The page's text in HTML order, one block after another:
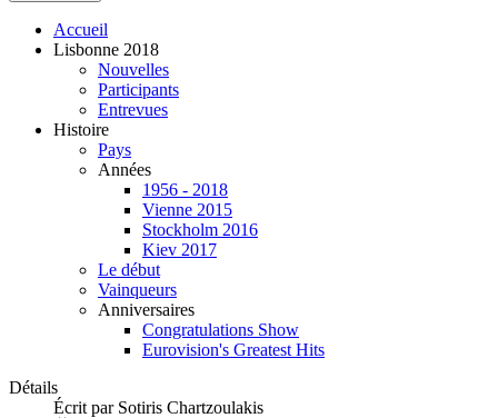
Accueil
Lisbonne 2018
Nouvelles
Participants
Entrevues
Histoire
Pays
Années
1956 - 2018
Vienne 2015
Stockholm 2016
Kiev 2017
Le début
Vainqueurs
Anniversaires
Congratulations Show
Eurovision's Greatest Hits
Détails
Écrit par Sotiris Chartzoulakis